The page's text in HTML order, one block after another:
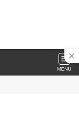
MENU